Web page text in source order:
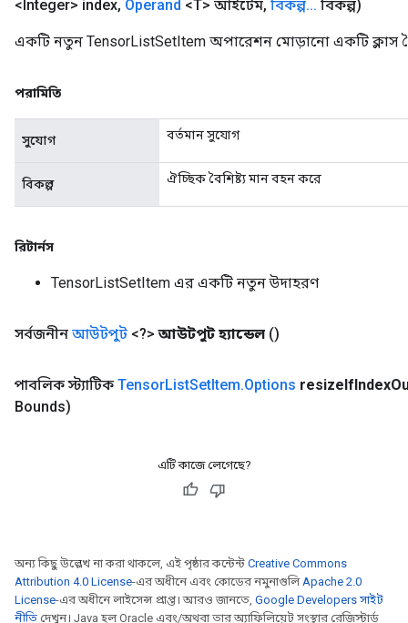
<Integer> index, Operand <T> আইটেম, বিকল্প... বিকল্প)
একটি নতুন TensorListSetItem অপারেশন মোড়ানো একটি ক্লাস
পরামিতি
সুযোগ বর্তমান সুযোগ
বিকল্প ঐচ্ছিক বৈশিষ্ট্য মান বহন করে
রিটার্নস
TensorListSetItem এর একটি নতুন উদাহরণ
সর্বজনীন আউটপুট <?> আউটপুট হ্যান্ডেল ()
পাবলিক স্ট্যাটিক TensorListSetItem.Options resizeIfIndex
Bounds)
এটি কাজে লেগেছে?
অন্য কিছু উল্লেখ না করা থাকলে, এই পৃষ্ঠার কন্টেন্ট Creative Commons
Attribution 4.0 License-এর অধীনে এবং কোডের নমুনাগুলি Apache 2.0
License-এর অধীনে লাইসেন্স প্রাপ্ত। আরও জানতে, Google Developers সাইট
নীতি দেখুন। Java হল Oracle এবং/অথবা তার অ্যাফিলিয়েট সংস্থার রেজিস্টার্ড